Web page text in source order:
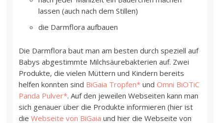
lassen (auch nach dem Stillen)
die Darmflora aufbauen
Die Darmflora baut man am besten durch speziell auf
Babys abgestimmte Milchsäurebakterien auf. Zwei
Produkte, die vielen Müttern und Kindern bereits
helfen konnten sind BiGaia Tropfen* undOmni BiOTiC
Panda Pulver*. Auf den jeweilen Webseiten kann man
sich genauer über die Produkte informieren (hier ist
dieWebseite von BiGaia und hier die Webseite von